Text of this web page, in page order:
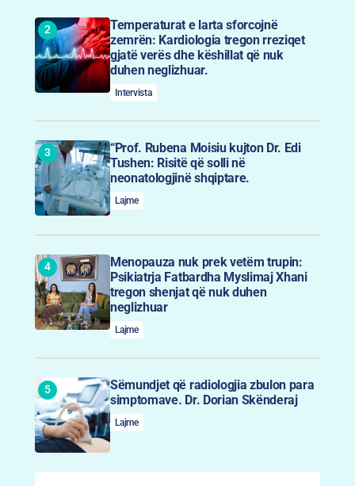
Temperaturat e larta sforcojnë
zemrën: Kardiologia tregon rreziqet
gjatë verës dhe këshillat që nuk
duhen neglizhuar.
Intervista
“Prof. Rubena Moisiu kujton Dr. Edi
Tushen: Risitë që solli në
neonatologjinë shqiptare.
Lajme
Menopauza nuk prek vetëm trupin:
Psikiatrja Fatbardha Myslimaj Xhani
tregon shenjat që nuk duhen
neglizhuar
Lajme
Sëmundjet që radiologjia zbulon para
simptomave. Dr. Dorian Skënderaj
Lajme